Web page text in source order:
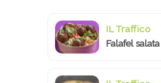
IL Traffico
Falafel salata